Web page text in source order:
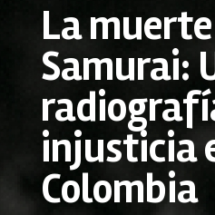
La
Samurai:
injusticia
Colombia